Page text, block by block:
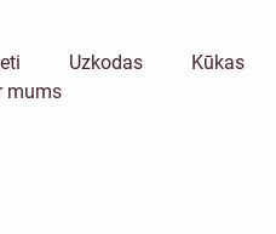
Uzkodas Kūkas
mums